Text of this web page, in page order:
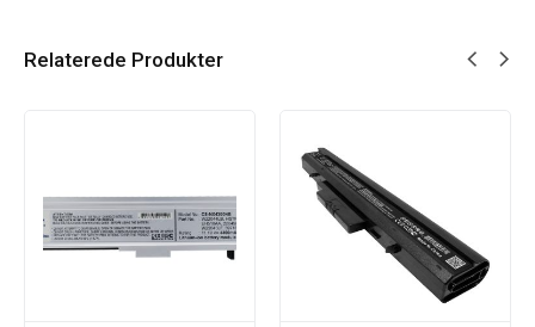
Relaterede Produkter